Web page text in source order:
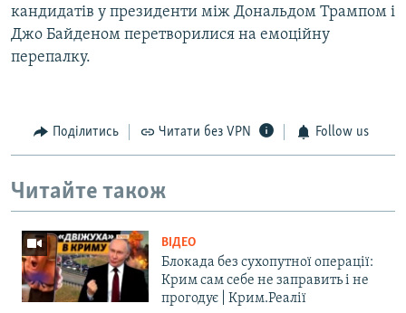
кандидатів у президенти між Дональдом Трампом і
Джо Байденом перетворилися на емоційну
перепалку.
Поділитись Читати без VPN Follow us
Читайте також
ВІДЕО
Блокада без сухопутної операції:
Крим сам себе не заправить і не
прогодує | Крим.Реалії